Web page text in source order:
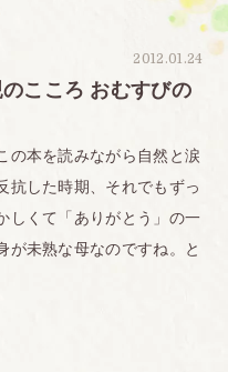
2012.01.24
こころ おむすびの
の本を読みながら自然と涙
抗した時期、それでもずっ
しくて「ありがとう」の一
が未熟な母なのですね。と